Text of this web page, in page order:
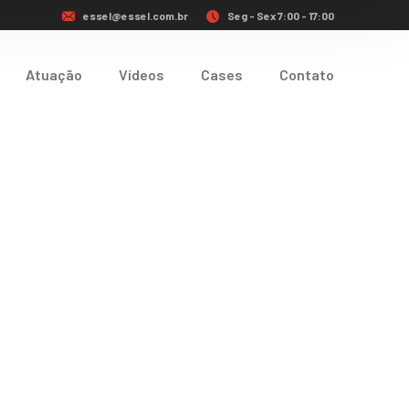
essel@essel.com.br Seg - Sex 7:00 - 17:00
Atuação Vídeos Cases Contato